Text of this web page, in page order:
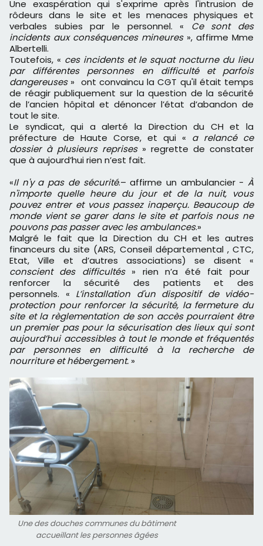
Une exaspération qui s'exprime après l'intrusion de
rôdeurs dans le site et les menaces physiques et
verbales subies par le personnel. « Ce sont des
incidents aux conséquences mineures », affirme Mme
Albertelli.
Toutefois, « ces incidents et le squat nocturne du lieu
par différentes personnes en difficulté et parfois
dangereuses» ont convaincu la CGT qu'il était temps
de réagir publiquement sur la question de la sécurité
de l’ancien hôpital et dénoncer l’état d’abandon de
tout le site.
Le syndicat, qui a alerté la Direction du CH et la
préfecture de Haute Corse, et qui « a relancé ce
dossier à plusieurs reprises » regrette de constater
que à aujourd’hui rien n’est fait.
«Il n'y a pas de sécurité.– affirme un ambulancier - À
n'importe quelle heure du jour et de la nuit, vous
pouvez entrer et vous passez inaperçu. Beaucoup de
monde vient se garer dans le site et parfois nous ne
pouvons pas passer avec les ambulances.»
Malgré le fait que la Direction du CH et les autres
financeurs du site (ARS, Conseil départemental , CTC,
Etat, Ville et d’autres associations) se disent «
conscient des difficultés » rien n’a été fait pour
renforcer la sécurité des patients et des
personnels. « L’installation d'un dispositif de vidéo-
protection pour renforcer la sécurité, la fermeture du
site et la règlementation de son accès pourraient être
un premier pas pour la sécurisation des lieux qui sont
aujourd’hui accessibles à tout le monde et fréquentés
par personnes en difficulté à la recherche de
nourriture et hébergement. »
Une des douches communes du bâtiment
accueillant les personnes âgées